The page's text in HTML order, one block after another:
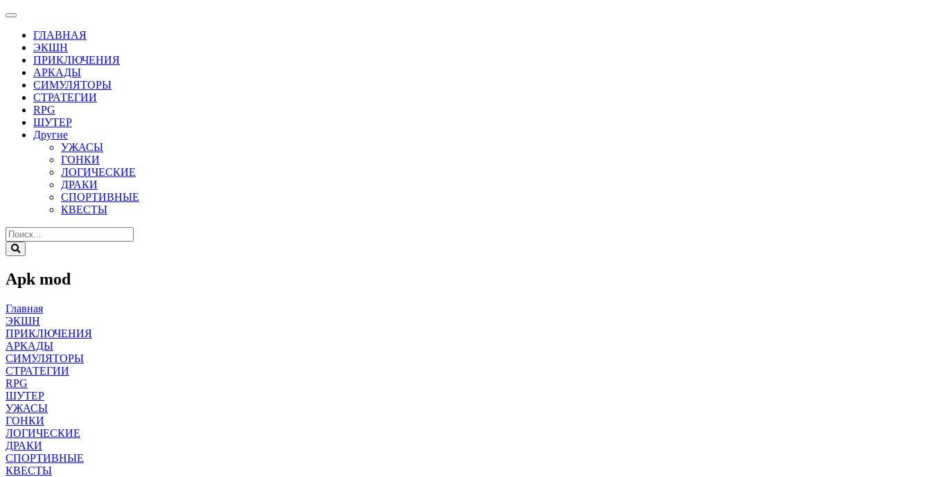
ГЛАВНАЯ
ЭКШН
ПРИКЛЮЧЕНИЯ
АРКАДЫ
СИМУЛЯТОРЫ
СТРАТЕГИИ
RPG
ШУТЕР
Другие
УЖАСЫ
ГОНКИ
ЛОГИЧЕСКИЕ
ДРАКИ
СПОРТИВНЫЕ
КВЕСТЫ
Apk mod
Главная
ЭКШН
ПРИКЛЮЧЕНИЯ
АРКАДЫ
СИМУЛЯТОРЫ
СТРАТЕГИИ
RPG
ШУТЕР
УЖАСЫ
ГОНКИ
ЛОГИЧЕСКИЕ
ДРАКИ
СПОРТИВНЫЕ
КВЕСТЫ